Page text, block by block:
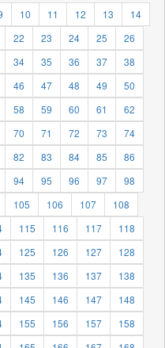
10 11 12 13
14
22 23 24 25
26
34 35 36 37
38
46 47 48 49
50
58 59 60 61
62
70 71 72 73
74
82 83 84 85
86
94 95 96 97
98
105 106 107
108
115 116 117
118
125 126 127
128
135 136 137
138
145 146 147
148
155 156 157
158